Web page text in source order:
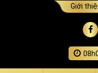
Giới